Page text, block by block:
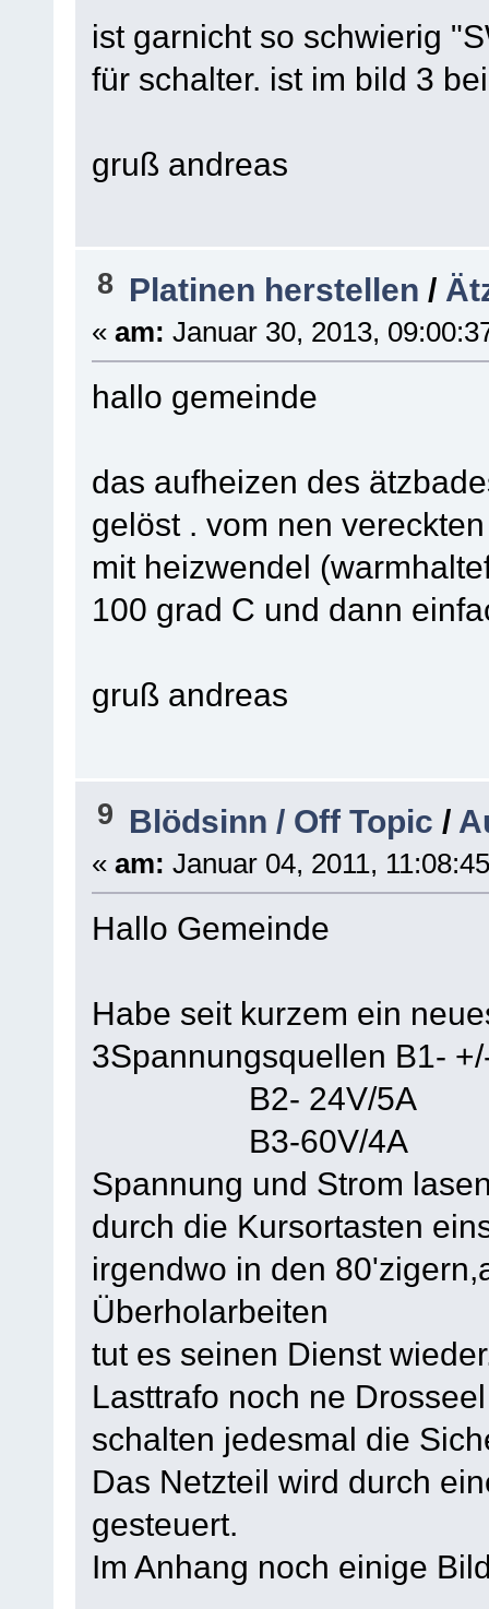
ist garnicht so schwierig
für schalter. ist im bild 3
gruß andreas
8 Platinen herstellen /
« am: Januar 30, 2013,
hallo gemeinde
das aufheizen des
gelöst . vom nen
mit heizwendel
100 grad C und dann
gruß andreas
9 Blödsinn / Off Topic /
« am: Januar 04, 2011,
Hallo Gemeinde
Habe seit kurzem ein
3Spannungsquellen B1-
B2- 24V/5A
B3-60V/4A
Spannung und Strom
durch die Kursortasten
irgendwo in den
Überholarbeiten
tut es seinen Dienst
Lasttrafo noch ne
schalten jedesmal die
Das Netzteil wird durch
gesteuert.
Im Anhang noch einige